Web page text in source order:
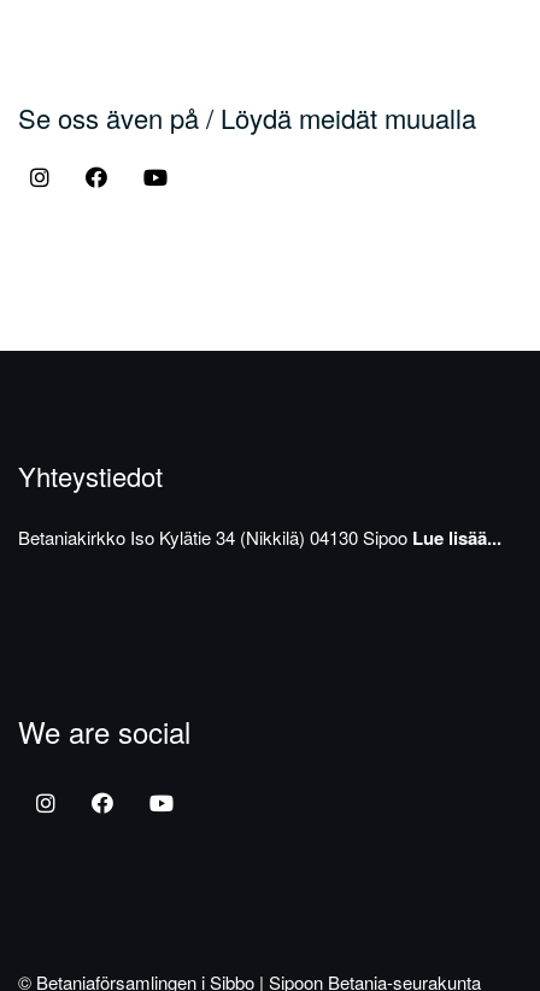
Se oss även på / Löydä meidät muualla
Yhteystiedot
Betaniakirkko Iso Kylätie 34 (Nikkilä) 04130 Sipoo Lue lisää...
We are social
© Betaniaförsamlingen i Sibbo | Sipoon Betania-seurakunta